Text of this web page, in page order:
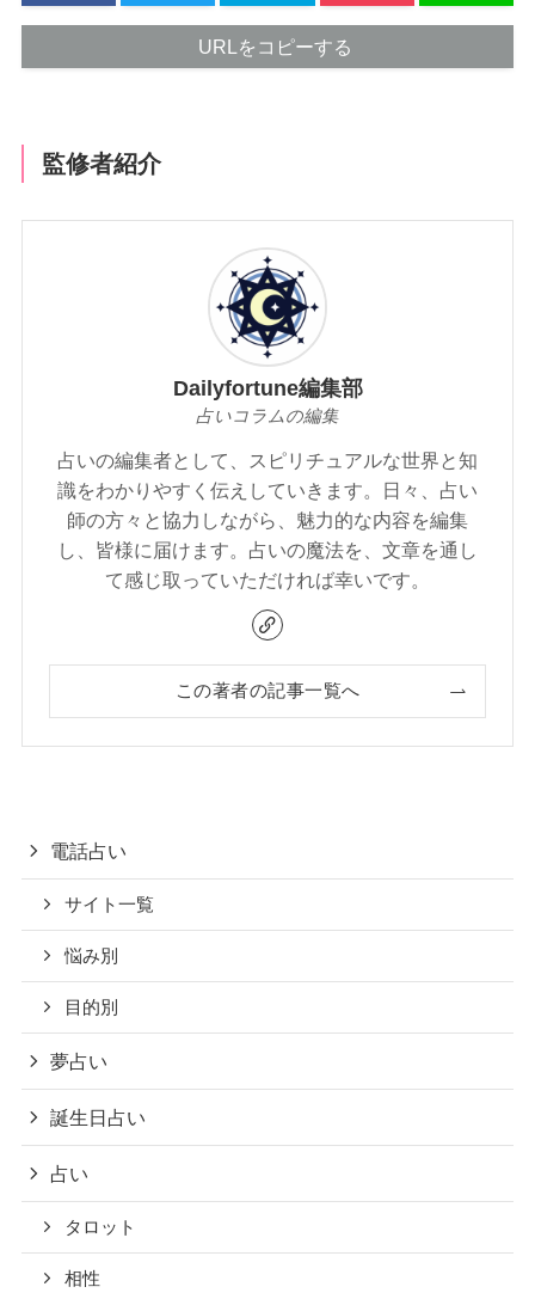
URLをコピーする
監修者紹介
Dailyfortune編集部
占いコラムの編集
占いの編集者として、スピリチュアルな世界と知
識をわかりやすく伝えしていきます。日々、占い
師の方々と協力しながら、魅力的な内容を編集
し、皆様に届けます。占いの魔法を、文章を通し
て感じ取っていただければ幸いです。
この著者の記事一覧へ
電話占い
サイト一覧
悩み別
目的別
夢占い
誕生日占い
占い
タロット
相性